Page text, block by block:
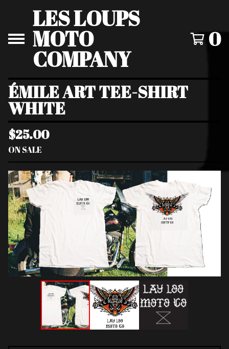
LES LOUPS
MOTO
COMPANY
0
ÉMILE ART TEE-SHIRT
WHITE
$25.00
ON SALE